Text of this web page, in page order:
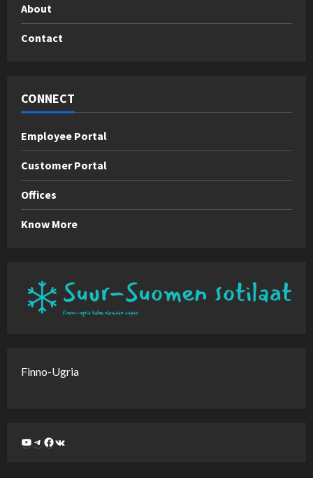
About
Contact
CONNECT
Employee Portal
Customer Portal
Offices
Know More
Finno-Ugria